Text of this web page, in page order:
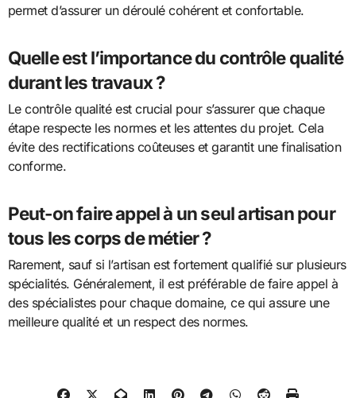
permet d’assurer un déroulé cohérent et confortable.
Quelle est l’importance du contrôle qualité
durant les travaux ?
Le contrôle qualité est crucial pour s’assurer que chaque
étape respecte les normes et les attentes du projet. Cela
évite des rectifications coûteuses et garantit une finalisation
conforme.
Peut-on faire appel à un seul artisan pour
tous les corps de métier ?
Rarement, sauf si l’artisan est fortement qualifié sur plusieurs
spécialités. Généralement, il est préférable de faire appel à
des spécialistes pour chaque domaine, ce qui assure une
meilleure qualité et un respect des normes.